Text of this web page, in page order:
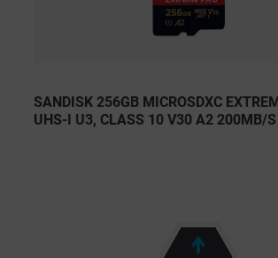
SANDISK 256GB MICROSDXC
UHS-I U3, CLASS 10 V30 A2 200MB/S